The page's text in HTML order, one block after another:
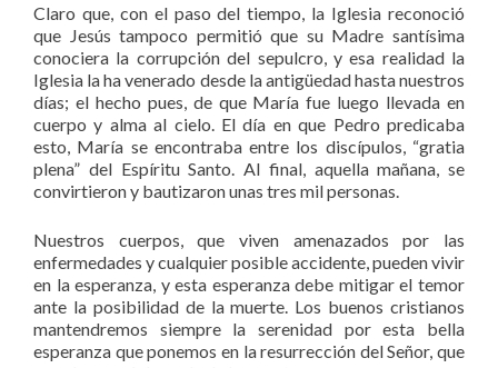
Claro que, con el paso del tiempo, la Iglesia reconoció
que Jesús tampoco permitió que su Madre santísima
conociera la corrupción del sepulcro, y esa realidad la
Iglesia la ha venerado desde la antigüedad hasta nuestros
días; el hecho pues, de que María fue luego llevada en
cuerpo y alma al cielo. El día en que Pedro predicaba
esto, María se encontraba entre los discípulos, “gratia
plena” del Espíritu Santo. Al final, aquella mañana, se
convirtieron y bautizaron unas tres mil personas.
Nuestros cuerpos, que viven amenazados por las
enfermedades y cualquier posible accidente, pueden vivir
en la esperanza, y esta esperanza debe mitigar el temor
ante la posibilidad de la muerte. Los buenos cristianos
mantendremos siempre la serenidad por esta bella
esperanza que ponemos en la resurrección del Señor, que